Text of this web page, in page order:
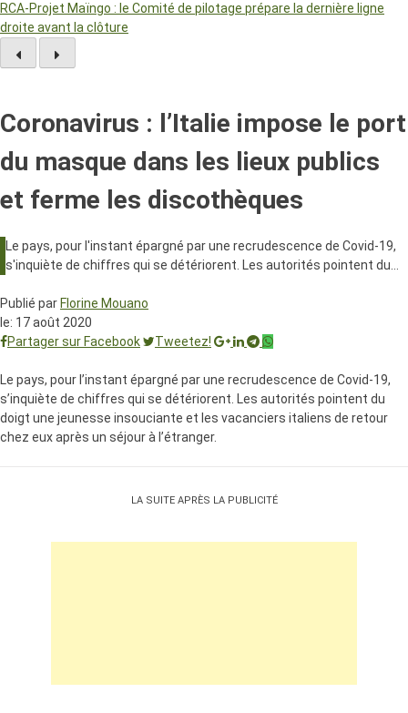
RCA-Projet Maïngo : le Comité de pilotage prépare la dernière ligne
droite avant la clôture
Coronavirus : l’Italie impose le port
du masque dans les lieux publics
et ferme les discothèques
Le pays, pour l'instant épargné par une recrudescence de Covid-19,
s'inquiète de chiffres qui se détériorent. Les autorités pointent du…
Publié parFlorine Mouano
le: 17 août 2020
Partager sur Facebook
Tweetez!
Le pays, pour l’instant épargné par une recrudescence de Covid-19,
s’inquiète de chiffres qui se détériorent. Les autorités pointent du
doigt une jeunesse insouciante et les vacanciers italiens de retour
chez eux après un séjour à l’étranger.
LA SUITE APRÈS LA PUBLICITÉ